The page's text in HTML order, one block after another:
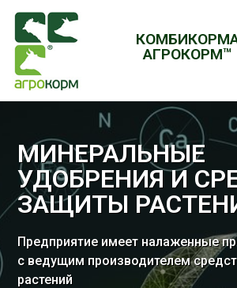
АГРОКОРМ™
МИНЕРАЛЬНЫЕ
УДОБРЕНИЯ И
ЗАЩИТЫ
Предприятие имеет налаженные
с ведущим производителем
растений